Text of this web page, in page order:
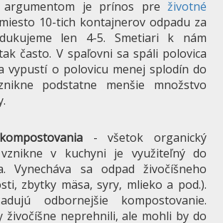
argumentom je prínos pre životné
10-tich kontajnerov odpadu za
len 4-5. Smetiari k nám
často. V spaľovni sa spáli polovica
vypustí o polovicu menej splodín do
podstatne menšie množstvo
- všetok organický
v kuchyni je využiteľný do
Vynecháva sa odpad živočíšneho
zbytky mäsa, syry, mlieko a pod.).
odbornejšie kompostovanie.
živočíšne neprehnili, ale mohli by do